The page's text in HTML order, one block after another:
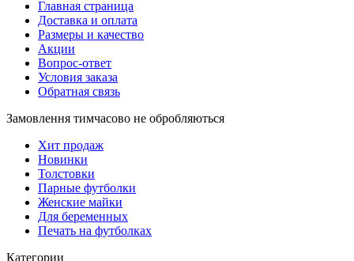
Главная страница
Доставка и оплата
Размеры и качество
Акции
Вопрос-ответ
Условия заказа
Обратная связь
Замовлення тимчасово не обробляються
Хит продаж
Новинки
Толстовки
Парные футболки
Женские майки
Для беременных
Печать на футболках
Категории